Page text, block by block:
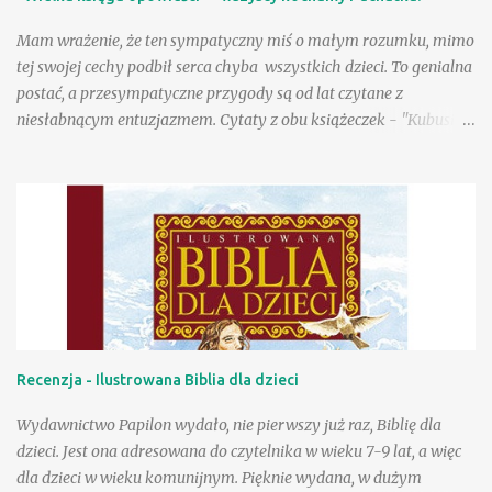
(wyznam, że my właśnie do nich należymy), ale są pewnie tacy,
którzy lubią je, choć tego so...
Mam wrażenie, że ten sympatyczny miś o małym rozumku, mimo
tej swojej cechy podbił serca chyba wszystkich dzieci. To genialna
postać, a przesympatyczne przygody są od lat czytane z
niesłabnącym entuzjazmem. Cytaty z obu książeczek - "Kubusia
filmów pełnometrażowych, zagościł na przeróżnych gadżetach,
ubraniach, przyborach szkolnych. Tu na ogół wykorzystywany
jest jego wizerunek stworzony w wytwórni Walta Disneya.
Poczciwy, okrąglutki miś w czerwonej koszulce przyciąga przed
odbiorniki rzeszę wiernych małych fanów, a i dorośli chętnie
zerkają na jego przygody, w końcu to rzecz kultowa. Wydana
niedawno przez Egmont "Wielka księga opowieści" to
fantastyczna pozycja dla wielbicieli przygód Puchatka. W książce
same przygody to nowe teksty stworzone przez współczesnych
autorów ...
Recenzja - Ilustrowana Biblia dla dzieci
Wydawnictwo Papilon wydało, nie pierwszy już raz, Biblię dla
dzieci. Jest ona adresowana do czytelnika w wieku 7-9 lat, a więc
dla dzieci w wieku komunijnym. Pięknie wydana, w dużym